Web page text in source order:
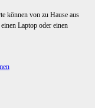
können von zu Hause aus
Laptop oder einen